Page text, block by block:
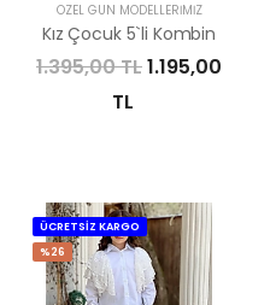
ÖZEL GÜN MODELLERIMIZ
Kız Çocuk 5`li Kombin
1.395,00 TL1.195,00
TL
ÜCRETSİZ KARGO
%26